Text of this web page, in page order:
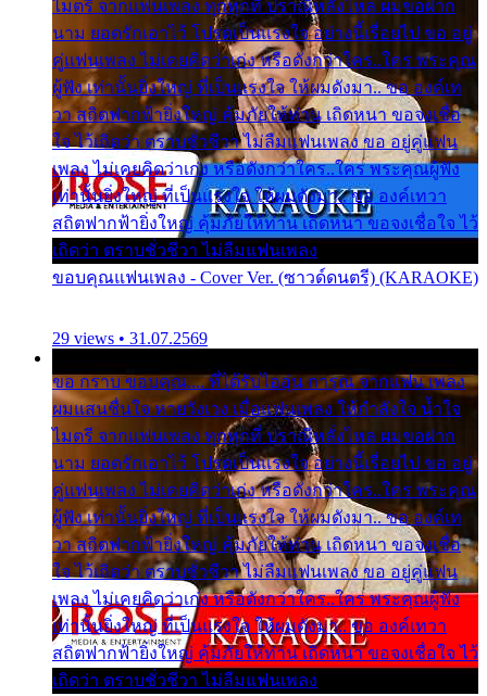
ไมตรี จากแฟนเพลง ทุกทุกที่ ปราณีหลั่งไหล ผมขอฝาก
นาม ยอดรักเอาไว้ โปรดเป็นแรงใจ อย่างนี้เรื่อยไป ขอ อยู่
คู่แฟนเพลง ไม่เคยคิดว่าเก่ง หรือดังกว่าใคร..ใคร พระคุณ
ผู้ฟัง เท่านั้นยิ่งใหญ่ ที่เป็นแรงใจ ให้ผมดังมา.. ขอ องค์เท
วา สถิตฟากฟ้ายิ่งใหญ่ คุ้มภัยให้ท่าน เถิดหนา ขอจงเชื่อ
ใจ ไว้เถิดว่า ตราบชั่วชีวา ไม่ลืมแฟนเพลง ขอ อยู่คู่แฟน
เพลง ไม่เคยคิดว่าเก่ง หรือดังกว่าใคร..ใคร พระคุณผู้ฟัง
เท่านั้นยิ่งใหญ่ ที่เป็นแรงใจ ให้ผมดังมา.. ขอ องค์เทวา
สถิตฟากฟ้ายิ่งใหญ่ คุ้มภัยให้ท่าน เถิดหนา ขอจงเชื่อใจ ไว้
เถิดว่า ตราบชั่วชีวา ไม่ลืมแฟนเพลง
ขอบคุณแฟนเพลง - Cover Ver. (ซาวด์ดนตรี) (KARAOKE)
29 views • 31.07.2569
ขอ กราบ ขอบคุณ.... ที่ได้รับไออุ่น การุณ จากแฟน เพลง
ผมแสนชื่นใจ หายวังเวง เมื่อแฟนเพลง ให้กำลังใจ น้ำใจ
ไมตรี จากแฟนเพลง ทุกทุกที่ ปราณีหลั่งไหล ผมขอฝาก
นาม ยอดรักเอาไว้ โปรดเป็นแรงใจ อย่างนี้เรื่อยไป ขอ อยู่
คู่แฟนเพลง ไม่เคยคิดว่าเก่ง หรือดังกว่าใคร..ใคร พระคุณ
ผู้ฟัง เท่านั้นยิ่งใหญ่ ที่เป็นแรงใจ ให้ผมดังมา.. ขอ องค์เท
วา สถิตฟากฟ้ายิ่งใหญ่ คุ้มภัยให้ท่าน เถิดหนา ขอจงเชื่อ
ใจ ไว้เถิดว่า ตราบชั่วชีวา ไม่ลืมแฟนเพลง ขอ อยู่คู่แฟน
เพลง ไม่เคยคิดว่าเก่ง หรือดังกว่าใคร..ใคร พระคุณผู้ฟัง
เท่านั้นยิ่งใหญ่ ที่เป็นแรงใจ ให้ผมดังมา.. ขอ องค์เทวา
สถิตฟากฟ้ายิ่งใหญ่ คุ้มภัยให้ท่าน เถิดหนา ขอจงเชื่อใจ ไว้
เถิดว่า ตราบชั่วชีวา ไม่ลืมแฟนเพลง